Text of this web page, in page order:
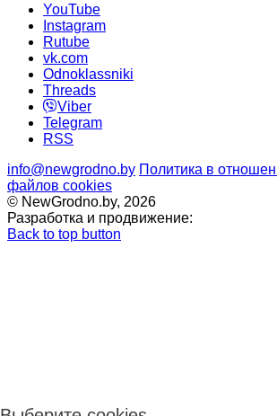
YouTube
Instagram
Rutube
vk.com
Odnoklassniki
Threads
Viber
Telegram
RSS
info@newgrodno.by Политика в
файлов cookies
© NewGrodno.by, 2026
Разработка и продвижение:
Back to top button